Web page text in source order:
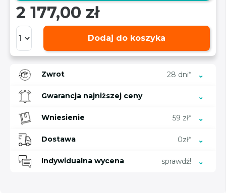
2 177,00 zł
Dodaj do koszyka
Zwrot 28 dni*
Gwarancja najniższej ceny
Wniesienie 59 zł*
Dostawa 0zł*
Indywidualna wycena sprawdź!